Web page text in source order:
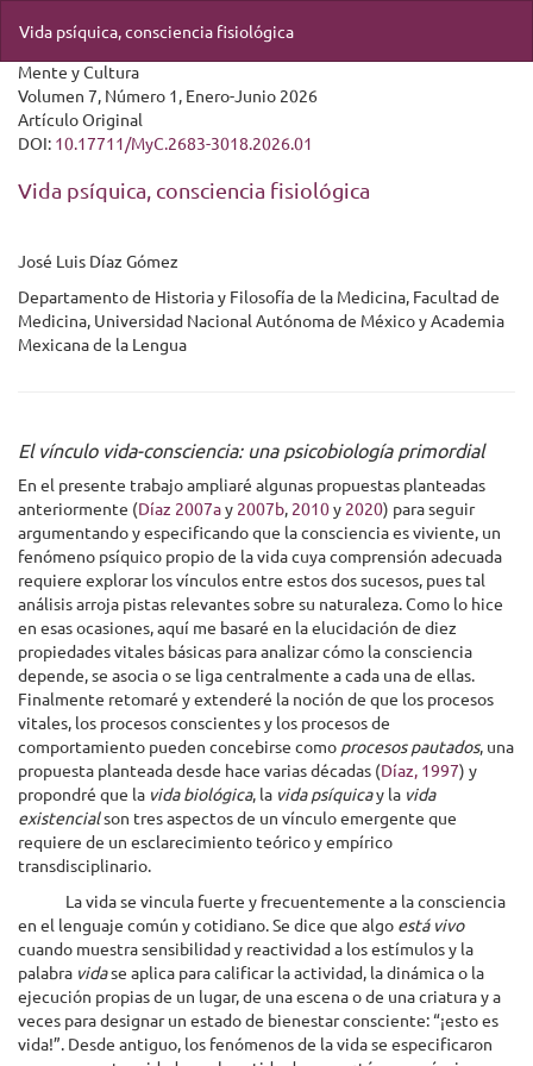
los
detalles
del
artículo
Vida psíquica, consciencia fisiológica